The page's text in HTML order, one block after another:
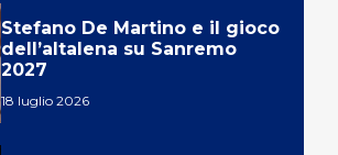
Stefano De Martino e il gioco
dell’altalena su Sanremo
2027
18 luglio 2026